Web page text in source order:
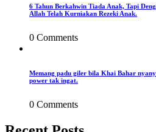
6 Tahun Berkahwin Tiada Anak, Tapi
Allah Telah Kurniakan Rezeki Anak.
0 Comments
Memang padu giler bila Khai Bahar
power tak ingat.
0 Comments